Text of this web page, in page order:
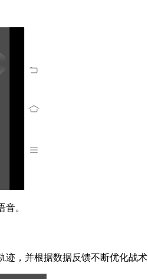
。
迹，并根据数据反馈不断优化战术